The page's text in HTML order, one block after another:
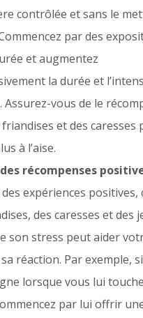
contrôlée et sans le
par des
et augmentez
la durée et
Assurez-vous de le
friandises et des caresses
à l’aise.
récompenses
expériences positives,
des caresses et des
son stress peut aider
réaction. Par exemple,
lorsque vous lui
par lui offrir